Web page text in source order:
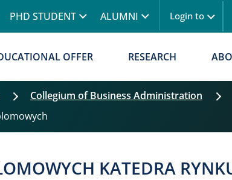
PHD STUDENT ALUMNI Login to
OFFER RESEARCH
Collegium of Business Administration
KATEDRA